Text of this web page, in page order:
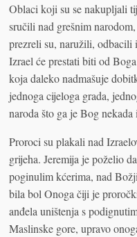
Oblaci koji su se nakupljali
sručili nad grešnim
prezreli su, naružili, odbacili
Izrael će prestati biti od
koja daleko nadmašuje
jednoga cijeloga grada,
naroda što ga je Bog
Proroci su plakali nad
grijeha. Jeremija je poželio
poginulim kćerima, nad
bila bol Onoga čiji je
anđela uništenja s
Maslinske gore, upravo